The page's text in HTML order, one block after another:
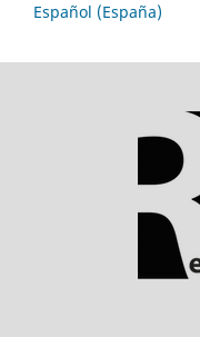
Español (España)